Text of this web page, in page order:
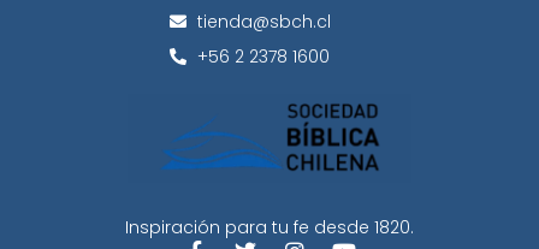
Inspiración para tu fe desde 1820.
tienda@sbch.cl
+56 2 2378 1600